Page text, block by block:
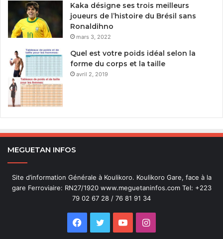
Kaka désigne ses trois meilleurs
joueurs de l’histoire du Brésil sans
Ronaldihno
mars 3, 2022
Quel est votre poids idéal selon la
forme du corps et la taille
avril 2, 2019
MEGUETAN INFOS
Site d’information Générale à Koulikoro. Koulikoro Gare, face à la
gare Ferroviaire: RN27/1920 www.meguetaninfos.com Tel: +223
79 02 67 28 / 76 81 91 34
Facebook
Twitter YouTubeInstagram